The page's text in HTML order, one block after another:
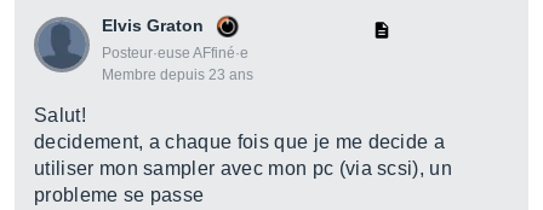
Elvis Graton
Posteur·euse AFfiné·e
Membre depuis 23 ans
Salut!
decidement, a chaque fois que je me decide a
utiliser mon sampler avec mon pc (via scsi), un
probleme se passe